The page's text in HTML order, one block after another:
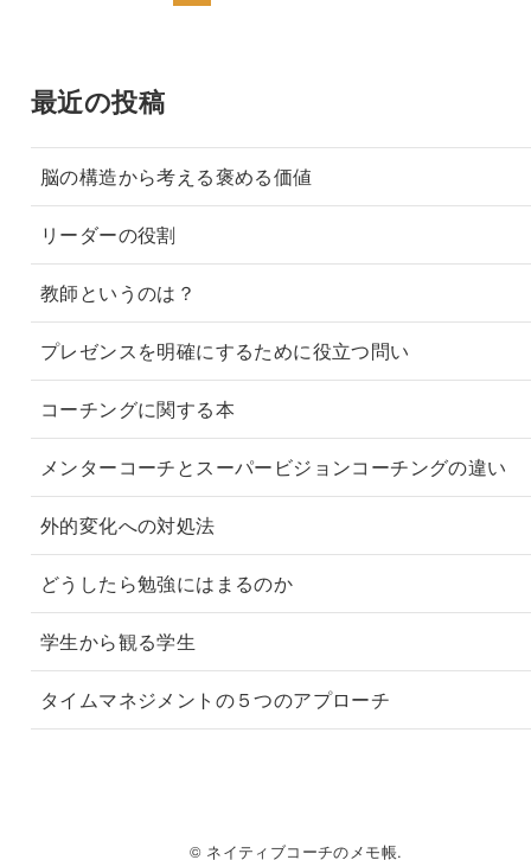
最近の投稿
脳の構造から考える褒める価値
リーダーの役割
教師というのは？
プレゼンスを明確にするために役立つ問い
コーチングに関する本
メンターコーチとスーパービジョンコーチングの違い
外的変化への対処法
どうしたら勉強にはまるのか
学生から観る学生
タイムマネジメントの５つのアプローチ
© ネイティブコーチのメモ帳.